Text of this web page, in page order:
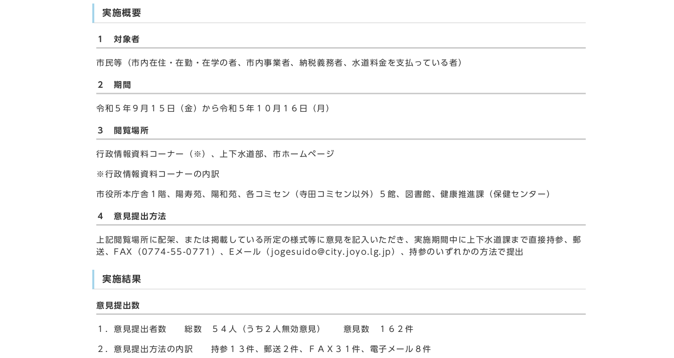
実施概要
１ 対象者
市民等（市内在住・在勤・在学の者、市内事業者、納税義務者、水道料金を支払っている者）
２ 期間
令和５年９月１５日（金）から令和５年１０月１６日（月）
３ 閲覧場所
行政情報資料コーナー（※）、上下水道部、市ホームページ
※行政情報資料コーナーの内訳
市役所本庁舎１階、陽寿苑、陽和苑、各コミセン（寺田コミセン以外）５館、図書館、健康推進課（保健センター）
４ 意見提出方法
上記閲覧場所に配架、または掲載している所定の様式等に意見を記入いただき、実施期間中に上下水道課まで直接持参、郵
送、FAX（0774-55-0771）、Eメール（ jogesuido@city.joyo.lg.jp ）、持参のいずれかの方法で提出
実施結果
意見提出数
１．意見提出者数 総数 ５４人（うち２人無効意見） 意見数 １６２件
２．意見提出方法の内訳 持参１３件、郵送２件、ＦＡＸ３１件、電子メール８件